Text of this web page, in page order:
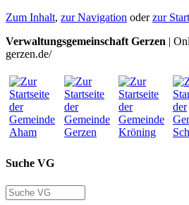
Zum Inhalt, zur Navigation oderzur
Verwaltungsgemeinschaft Gerzen |
gerzen.de/
Suche VG